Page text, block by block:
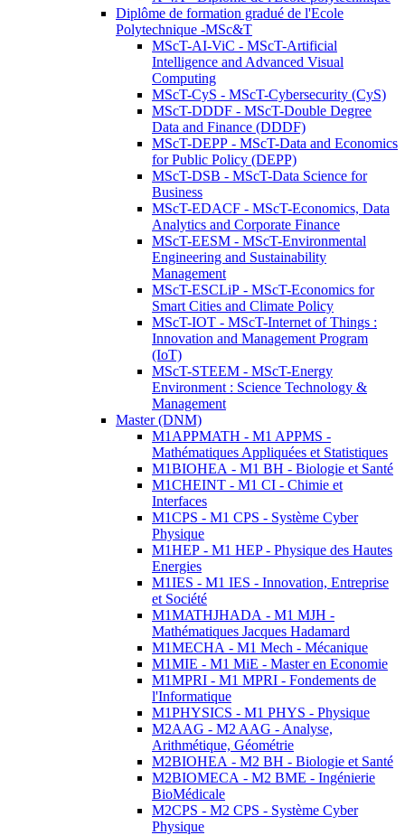
Diplôme de formation gradué de l'Ecole
Polytechnique -MSc&T
MScT-AI-ViC - MScT-Artificial
Intelligence and Advanced Visual
Computing
MScT-CyS - MScT-Cybersecurity (CyS)
MScT-DDDF - MScT-Double Degree
Data and Finance (DDDF)
MScT-DEPP - MScT-Data and Economics
for Public Policy (DEPP)
MScT-DSB - MScT-Data Science for
Business
MScT-EDACF - MScT-Economics, Data
Analytics and Corporate Finance
MScT-EESM - MScT-Environmental
Engineering and Sustainability
Management
MScT-ESCLiP - MScT-Economics for
Smart Cities and Climate Policy
MScT-IOT - MScT-Internet of Things :
Innovation and Management Program
(IoT)
MScT-STEEM - MScT-Energy
Environment : Science Technology &
Management
Master (DNM)
M1APPMATH - M1 APPMS -
Mathématiques Appliquées et Statistiques
M1BIOHEA - M1 BH - Biologie et Santé
M1CHEINT - M1 CI - Chimie et
Interfaces
M1CPS - M1 CPS - Système Cyber
Physique
M1HEP - M1 HEP - Physique des Hautes
Energies
M1IES - M1 IES - Innovation, Entreprise
et Société
M1MATHJHADA - M1 MJH -
Mathématiques Jacques Hadamard
M1MECHA - M1 Mech - Mécanique
M1MIE - M1 MiE - Master en Economie
M1MPRI - M1 MPRI - Fondements de
l'Informatique
M1PHYSICS - M1 PHYS - Physique
M2AAG - M2 AAG - Analyse,
Arithmétique, Géométrie
M2BIOHEA - M2 BH - Biologie et Santé
M2BIOMECA - M2 BME - Ingénierie
BioMédicale
M2CPS - M2 CPS - Système Cyber
Physique